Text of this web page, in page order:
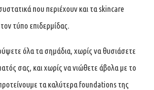
που περιέχουν και τα skincare
τύπο επιδερμίδας.
όλα τα σημάδια, χωρίς να θυσιάσετε
σας, και χωρίς να νιώθετε άβολα με το
τα καλύτερα foundations της